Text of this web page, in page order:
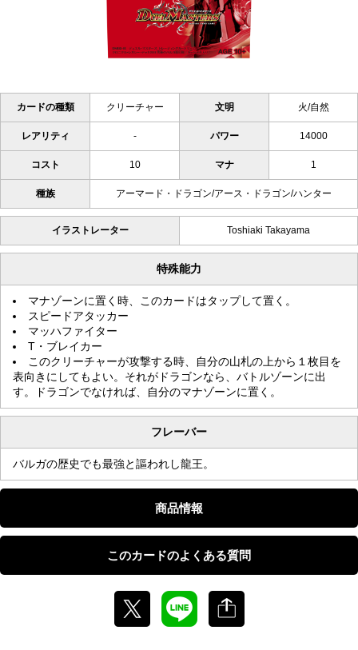
カードの種類 クリーチャー 文明 火/自然
レアリティ - パワー 14000
コスト 10 マナ 1
種族 アーマード・ドラゴン/アース・ドラゴン/ハンター
イラストレーター Toshiaki Takayama
特殊能力
マナゾーンに置く時、このカードはタップして置く。
スピードアタッカー
マッハファイター
T・ブレイカー
このクリーチャーが攻撃する時、自分の山札の上から１枚目を
表向きにしてもよい。それがドラゴンなら、バトルゾーンに出
す。ドラゴンでなければ、自分のマナゾーンに置く。
フレーバー
バルガの歴史でも最強と謳われし龍王。
商品情報
このカードのよくある質問